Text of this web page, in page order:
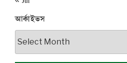
আর্কাইভস
আর্কাইভস